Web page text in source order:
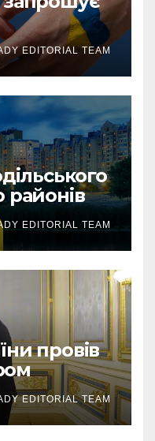
EDITORIAL TEAM
районів
через
EDITORIAL TEAM
провів
EDITORIAL TEAM